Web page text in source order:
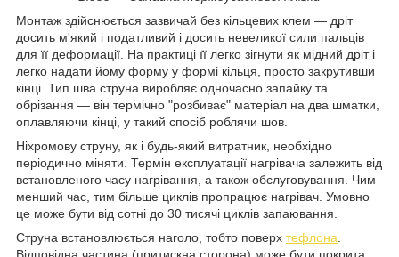
Монтаж здійснюється зазвичай без кільцевих клем — дріт
досить м'який і податливий і досить невеликої сили пальців
для її деформації. На практиці її легко зігнути як мідний дріт і
легко надати йому форму у формі кільця, просто закрутивши
кінці. Тип шва струна виробляє одночасно запайку та
обрізання — він термічно "розбиває" матеріал на два шматки,
оплавляючи кінці, у такий спосіб роблячи шов.
Ніхромову струну, як і будь-який витратник, необхідно
періодично міняти. Термін експлуатації нагрівача залежить від
встановленого часу нагрівання, а також обслуговування. Чим
менший час, тим більше циклів пропрацює нагрівач. Умовно
це може бути від сотні до 30 тисячі циклів запаювання.
Струна встановлюється наголо, тобто поверх тефлона.